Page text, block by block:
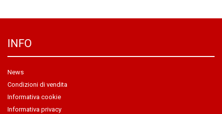
INFO
News
Condizioni di vendita
Informativa cookie
Informativa privacy